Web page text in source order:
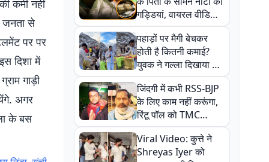
कमी नहीं
जनता से
पर पर
दिशा में
गाड़ी
अगर
के बस
गड्डियां, वायरल वीडियो
से राजनीति में उबाल,
अजित महतो बोले- TMC
की गंदी चाल
पहाड़ों पर मैगी बेचकर
होती है कितनी कमाई?
युवक ने गल्ला दिखाया तो
नौकरी वालों के खड़े हो गए
कान
जिंदगी में कभी RSS-BJP
के लिए काम नहीं करूंगा,
रिंटू पॉल को TMC
ऑफिस में ले जाकर पीटा,
Video वायरल
Viral Video: कुत्ते ने
Shreyas Iyer को